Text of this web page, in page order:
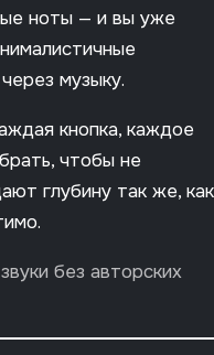
ноты — и вы уже
музыку.
кнопка, каждое
чтобы не
глубину так же, как
без авторских